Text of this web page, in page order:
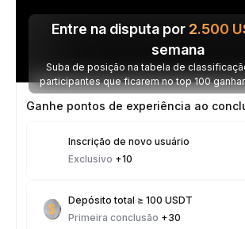
Entre na disputa por 2.500
semana
Suba de posição na tabela de
participantes que ficarem no top 100
prêmio de 2.500 USDT toda
Ganhe pontos de experiência ao
Inscrição de novo usuário
Exclusivo +10
Depósito total ≥ 100 USDT
Primeira conclusão +30